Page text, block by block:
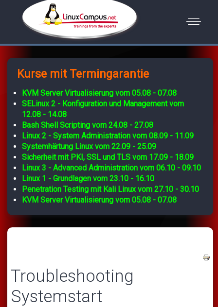
Kurse mit Termingarantie
KVM Server Virtualisierung vom 05.08 - 07.08
SELinux 2 - Konfiguration und Management vom
12.08 - 14.08
Bash Shell Scripting vom 24.08 - 27.08
Linux 2 - System Administration vom 08.09 - 11.09
Systemhärtung Linux vom 22.09 - 25.09
Sicherheit mit PKI, SSL und TLS vom 17.09 - 18.09
Linux 3 - Advanced Administration vom 06.10 - 09.10
Linux 1 - Grundlagen vom 23.10 - 16.10
Penetration Testing mit Kali Linux vom 27.10 - 30.10
KVM Server Virtualisierung vom 05.08 - 07.08
Troubleshooting
Systemstart